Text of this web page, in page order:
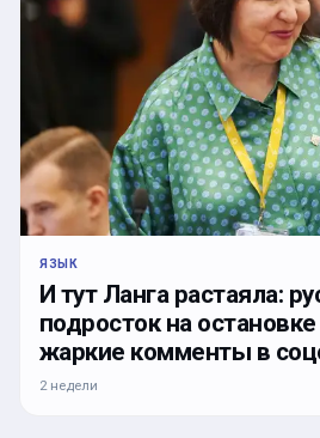
ЯЗЫК
И тут Ланга растаяла:
подросток на
жаркие комменты в
2 недели